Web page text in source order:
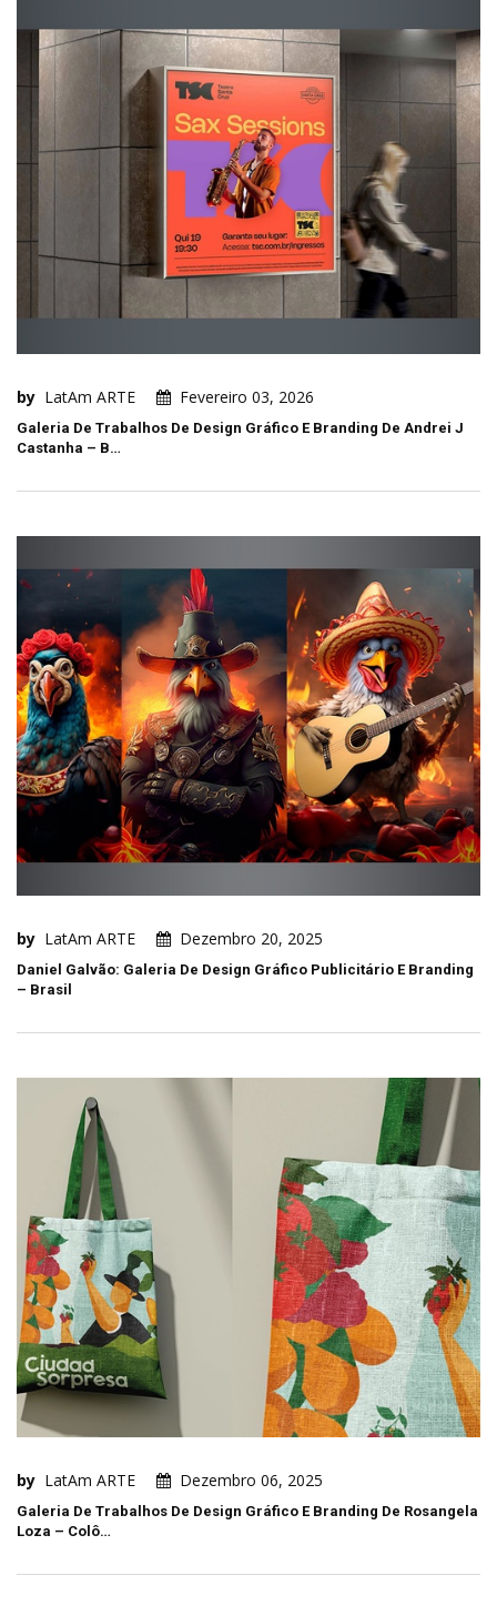
by LatAm ARTE Fevereiro 03, 2026
Galeria De Trabalhos De Design Gráfico E Branding De Andrei J
Castanha – B…
by LatAm ARTE Dezembro 20, 2025
Daniel Galvão: Galeria De Design Gráfico Publicitário E Branding
– Brasil
by LatAm ARTE Dezembro 06, 2025
Galeria De Trabalhos De Design Gráfico E Branding De Rosangela
Loza – Colô…